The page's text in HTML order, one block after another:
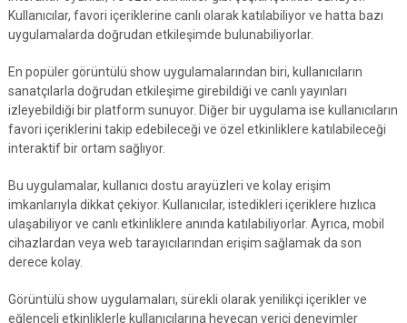
Kullanıcılar, favori içeriklerine canlı olarak katılabiliyor ve hatta bazı
uygulamalarda doğrudan etkileşimde bulunabiliyorlar.
En popüler görüntülü show uygulamalarından biri, kullanıcıların
sanatçılarla doğrudan etkileşime girebildiği ve canlı yayınları
izleyebildiği bir platform sunuyor. Diğer bir uygulama ise kullanıcıların
favori içeriklerini takip edebileceği ve özel etkinliklere katılabileceği
interaktif bir ortam sağlıyor.
Bu uygulamalar, kullanıcı dostu arayüzleri ve kolay erişim
imkanlarıyla dikkat çekiyor. Kullanıcılar, istedikleri içeriklere hızlıca
ulaşabiliyor ve canlı etkinliklere anında katılabiliyorlar. Ayrıca, mobil
cihazlardan veya web tarayıcılarından erişim sağlamak da son
derece kolay.
Görüntülü show uygulamaları, sürekli olarak yenilikçi içerikler ve
eğlenceli etkinliklerle kullanıcılarına heyecan verici deneyimler